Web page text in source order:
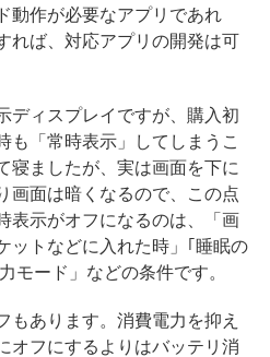
動作が必要なアプリであれ
れば、対応アプリの開発は可
ディスプレイですが、購入初
も「常時表示」してしまうこ
寝ましたが、実は画面を下に
画面は暗くなるので、この点
表示がオフになるのは、「画
ットなどに入れた時」｢睡眠の
モード」などの条件です。
もあります。消費電力を抑え
オフにするよりはバッテリ消